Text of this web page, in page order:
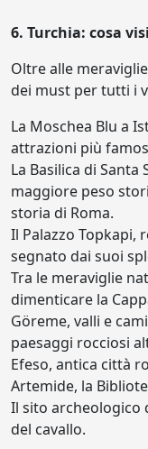
6. Turchia: cosa
Oltre alle
dei must per tutti i
La Moschea Blu a
attrazioni più
La Basilica di
maggiore peso
storia di Roma.
Il Palazzo Topkapi,
segnato dai suoi
Tra le meraviglie
dimenticare la
Göreme, valli e
paesaggi rocciosi
Efeso, antica città
Artemide, la
Il sito archeologico
del cavallo.